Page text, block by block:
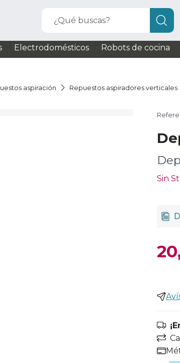
¿Qué buscas?
Electrodomésticos Robots de cocina
aspiración Repuestos aspiradores verticales
Sin